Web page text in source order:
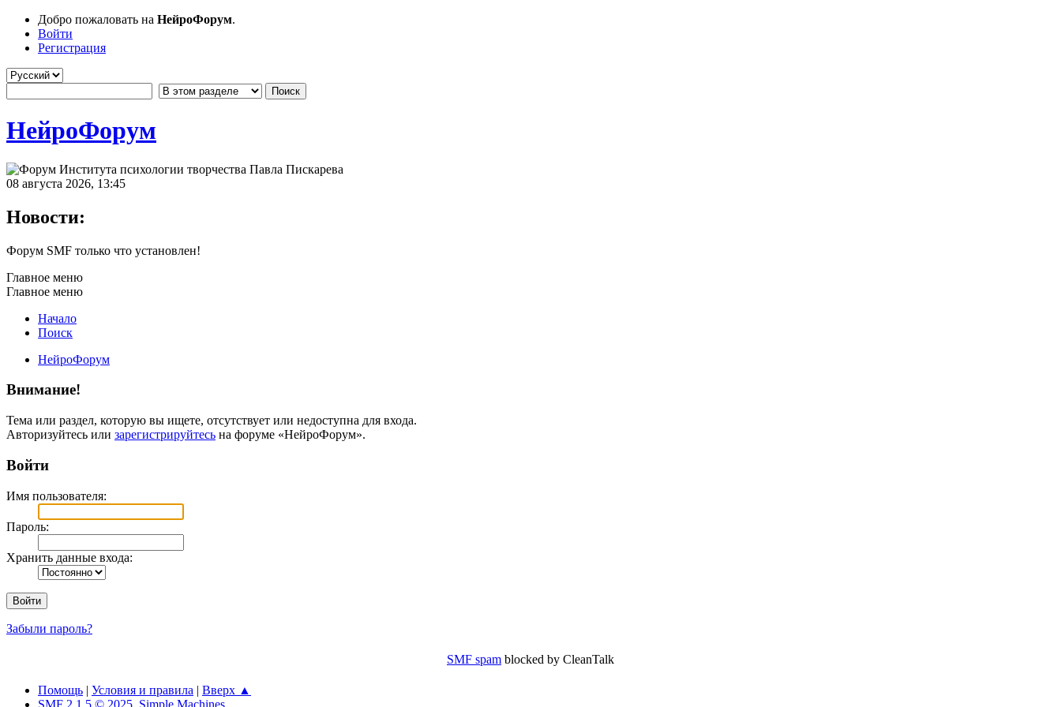
Добро пожаловать на НейроФорум.
Войти
Регистрация
НейроФорум
08 августа 2026, 13:45
Новости:
Форум SMF только что установлен!
Главное меню
Главное меню
Начало
Поиск
НейроФорум
Внимание!
Тема или раздел, которую вы ищете, отсутствует или недоступна для входа.
Авторизуйтесь или зарегистрируйтесь на форуме «НейроФорум».
Войти
Имя пользователя:
Пароль:
Хранить данные входа:
Забыли пароль?
SMF spam blocked by CleanTalk
Помощь | Условия и правила | Вверх ▲
SMF 2.1.5 © 2025 Simple Machines